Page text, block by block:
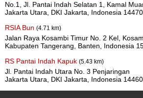
No.1, Jl. Pantai Indah Selatan 1, Kamal
Jakarta Utara, DKI Jakarta, Indonesia 14470
RSIA Bun (4.71 km)
Jalan Raya Kosambi Timur No. 2 Kel,
Kabupaten Tangerang, Banten, Indonesia
RS Pantai Indah Kapuk (5.43 km)
Jl. Pantai Indah Utara No. 3 Penjaringan
Jakarta Utara, DKI Jakarta, Indonesia 14460